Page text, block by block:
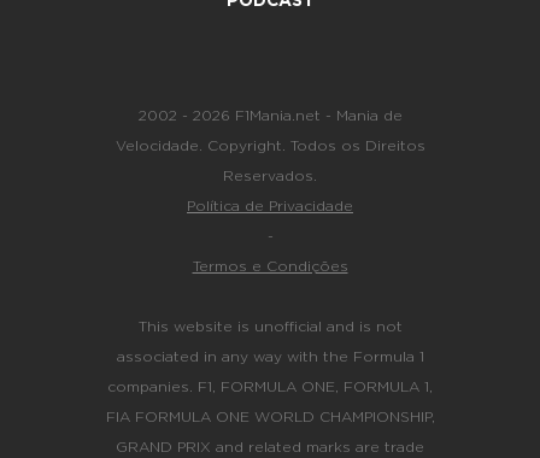
2002 - 2026 F1Mania.net - Mania de
Velocidade. Copyright. Todos os Direitos
Reservados.
Política de Privacidade
-
Termos e Condições
This website is unofficial and is not
associated in any way with the Formula 1
companies. F1, FORMULA ONE, FORMULA 1,
FIA FORMULA ONE WORLD CHAMPIONSHIP,
GRAND PRIX and related marks are trade